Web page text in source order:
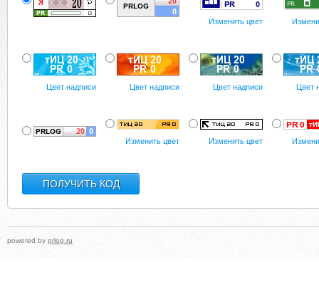
Изменить цвет
Цвет надписи Цвет надписи Цвет надписи Цвет
Изменить цвет Изменить цвет
powered by prlog.ru